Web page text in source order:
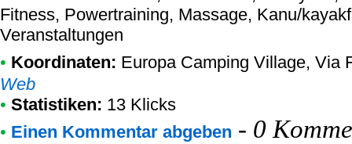
Fitness, Powertraining, Massage, Kanu/
Veranstaltungen
• Koordinaten: Europa Camping Village, Via
Web
• Statistiken: 13 Klicks
• Einen Kommentar abgeben - 0